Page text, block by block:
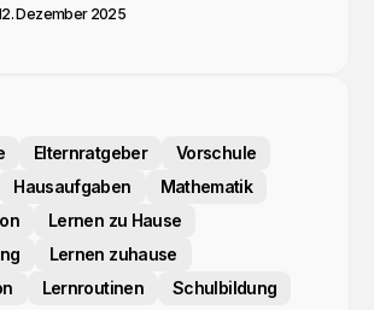
Dezember 2025
Elternratgeber
Vorschule
Hausaufgaben
Mathematik
Lernen zu Hause
Lernen zuhause
Lernroutinen
Schulbildung